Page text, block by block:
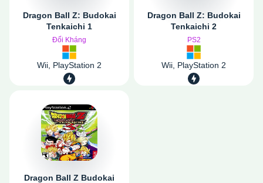
Dragon Ball Z: Budokai
Tenkaichi 1
Đối Kháng
Wii, PlayStation 2
Dragon Ball Z: Budokai
Tenkaichi 2
PS2
Wii, PlayStation 2
Dragon Ball Z Budokai